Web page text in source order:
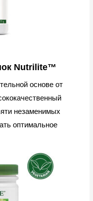
Nutrilite™
основе от
незаменимых
оптимальное